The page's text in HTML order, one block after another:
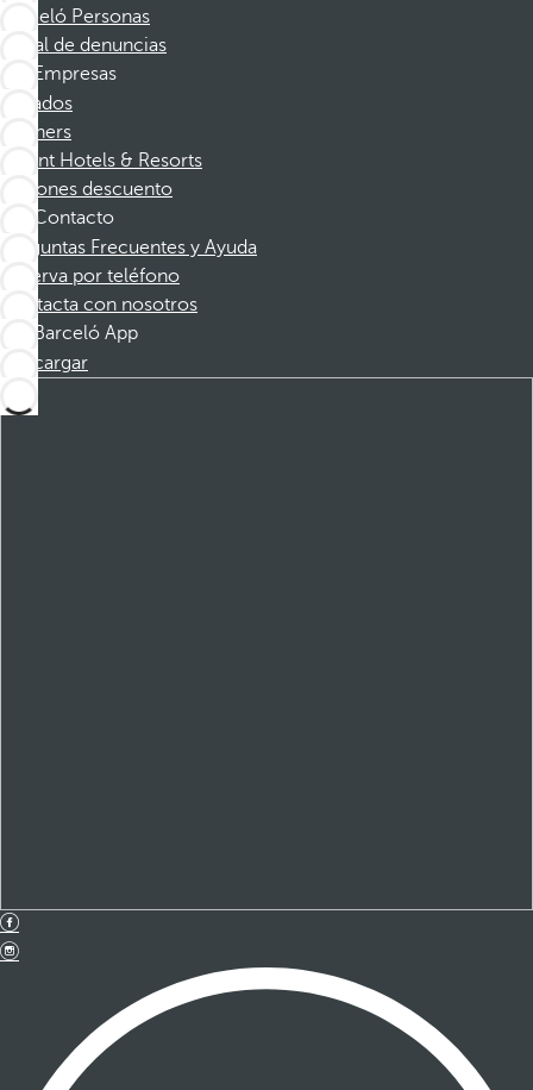
Barceló Personas
Canal de denuncias
Empresas
Afiliados
Partners
Dorint Hotels & Resorts
Cupones descuento
Contacto
Preguntas Frecuentes y Ayuda
Reserva por teléfono
Contacta con nosotros
Barceló App
Descargar